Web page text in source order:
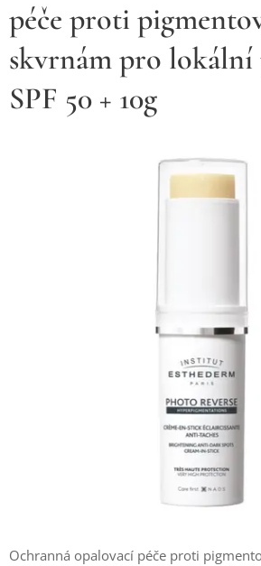
péče proti
skvrnám pro
SPF 50 + 10g
Ochranná opalovací péče proti